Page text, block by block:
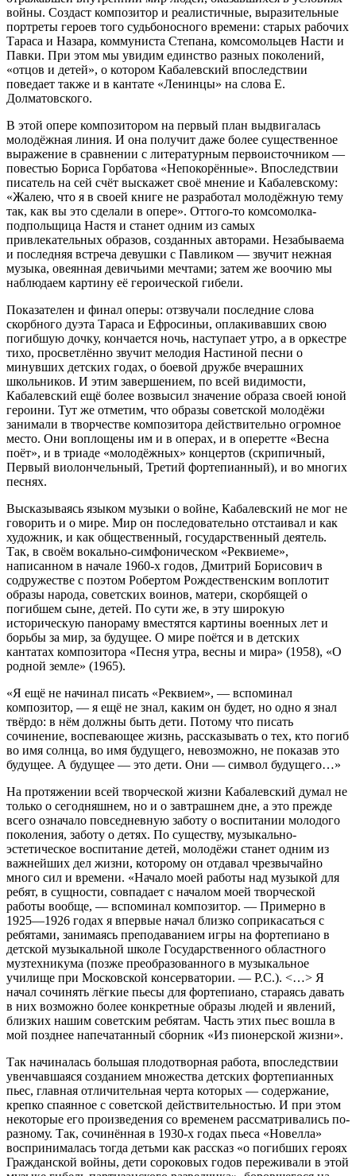
войны. Создаст композитор и реалистичные, выразительные
портреты героев того судьбоносного времени: старых рабочих
Тараса и Назара, коммуниста Степана, комсомольцев Насти и
Павки. При этом мы увидим единство разных поколений,
«отцов и детей», о котором Кабалевский впоследствии
поведает также и в кантате «Ленинцы» на слова Е.
Долматовского.
В этой опере композитором на первый план выдвигалась
молодёжная линия. И она получит даже более существенное
выражение в сравнении с литературным первоисточником —
повестью Бориса Горбатова «Непокорённые». Впоследствии
писатель на сей счёт выскажет своё мнение и Кабалевскому:
«Жалею, что я в своей книге не разработал молодёжную тему
так, как вы это сделали в опере». Оттого-то комсомолка-
подпольщица Настя и станет одним из самых
привлекательных образов, созданных авторами. Незабываема
и последняя встреча девушки с Павликом — звучит нежная
музыка, овеянная девичьими мечтами; затем же воочию мы
наблюдаем картину её героической гибели.
Показателен и финал оперы: отзвучали последние слова
скорбного дуэта Тараса и Ефросиньи, оплакивавших свою
погибшую дочку, кончается ночь, наступает утро, а в оркестре
тихо, просветлённо звучит мелодия Настиной песни о
минувших детских годах, о боевой дружбе вчерашних
школьников. И этим завершением, по всей видимости,
Кабалевский ещё более возвысил значение образа своей юной
героини. Тут же отметим, что образы советской молодёжи
занимали в творчестве композитора действительно огромное
место. Они воплощены им и в операх, и в оперетте «Весна
поёт», и в триаде «молодёжных» концертов (скрипичный,
Первый виолончельный, Третий фортепианный), и во многих
песнях.
Высказываясь языком музыки о войне, Кабалевский не мог не
говорить и о мире. Мир он последовательно отстаивал и как
художник, и как общественный, государственный деятель.
Так, в своём вокально-симфоническом «Реквиеме»,
написанном в начале 1960-х годов, Дмитрий Борисович в
содружестве с поэтом Робертом Рождественским воплотит
образы народа, советских воинов, матери, скорбящей о
погибшем сыне, детей. По сути же, в эту широкую
историческую панораму вместятся картины военных лет и
борьбы за мир, за будущее. О мире поётся и в детских
кантатах композитора «Песня утра, весны и мира» (1958), «О
родной земле» (1965).
«Я ещё не начинал писать «Реквием», — вспоминал
композитор, — я ещё не знал, каким он будет, но одно я знал
твёрдо: в нём должны быть дети. Потому что писать
сочинение, воспевающее жизнь, рассказывать о тех, кто погиб
во имя солнца, во имя будущего, невозможно, не показав это
будущее. А будущее — это дети. Они — символ будущего…»
На протяжении всей творческой жизни Кабалевский думал не
только о сегодняшнем, но и о завтрашнем дне, а это прежде
всего означало повседневную заботу о воспитании молодого
поколения, заботу о детях. По существу, музыкально-
эстетическое воспитание детей, молодёжи станет одним из
важнейших дел жизни, которому он отдавал чрезвычайно
много сил и времени. «Начало моей работы над музыкой для
ребят, в сущности, совпадает с началом моей творческой
работы вообще, — вспоминал композитор. — Примерно в
1925—1926 годах я впервые начал близко соприкасаться с
ребятами, занимаясь преподаванием игры на фортепиано в
детской музыкальной школе Государственного областного
музтехникума (позже преобразованного в музыкальное
училище при Московской консерватории. — Р.С.). <…> Я
начал сочинять лёгкие пьесы для фортепиано, стараясь давать
в них возможно более конкретные образы людей и явлений,
близких нашим советским ребятам. Часть этих пьес вошла в
мой позднее напечатанный сборник «Из пионерской жизни».
Так начиналась большая плодотворная работа, впоследствии
увенчавшаяся созданием множества детских фортепианных
пьес, главная отличительная черта которых — содержание,
крепко спаянное с советской действительностью. И при этом
некоторые его произведения со временем рассматривались по-
разному. Так, сочинённая в 1930-х годах пьеса «Новелла»
воспринималась тогда детьми как рассказ «о погибших героях
Гражданской войны, дети сороковых годов переживали в этой